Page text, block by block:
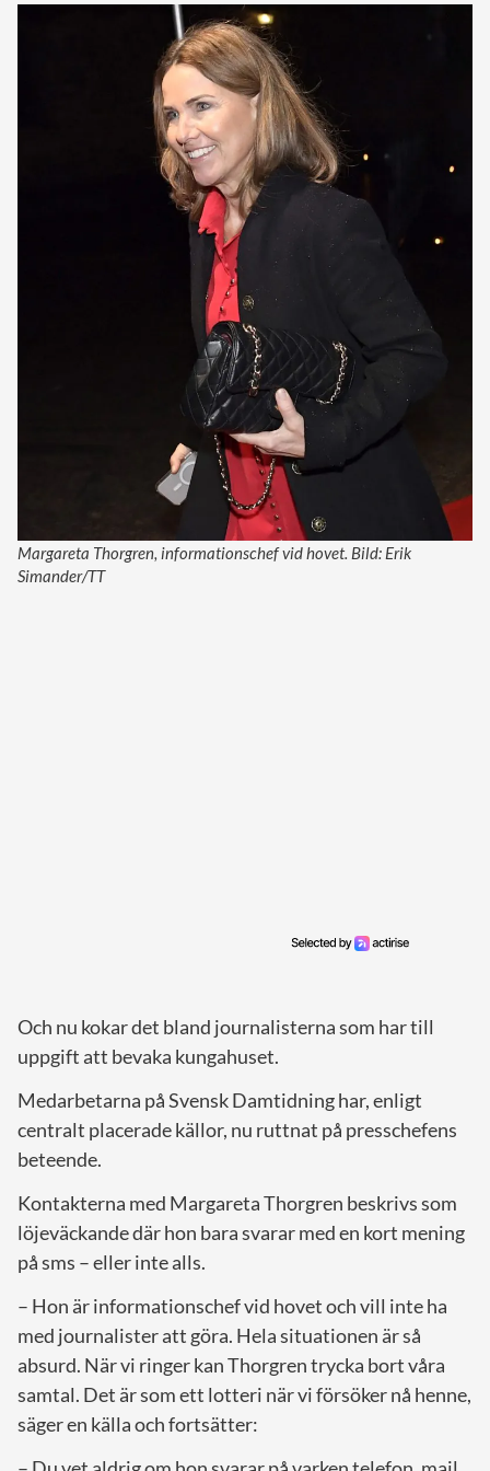
Margareta Thorgren, informationschef vid hovet. Bild: Erik
Simander/TT
Och nu kokar det bland journalisterna som har till
uppgift att bevaka kungahuset.
Medarbetarna på Svensk Damtidning har, enligt
centralt placerade källor, nu ruttnat på presschefens
beteende.
Kontakterna med Margareta Thorgren beskrivs som
löjeväckande där hon bara svarar med en kort mening
på sms – eller inte alls.
– Hon är informationschef vid hovet och vill inte ha
med journalister att göra. Hela situationen är så
absurd. När vi ringer kan Thorgren trycka bort våra
samtal. Det är som ett lotteri när vi försöker nå henne,
säger en källa och fortsätter: